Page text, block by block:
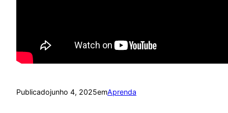
Publicadojunho 4, 2025emAprenda